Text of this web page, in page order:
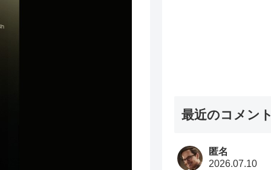
最近のコメント
匿名
2026.07.10